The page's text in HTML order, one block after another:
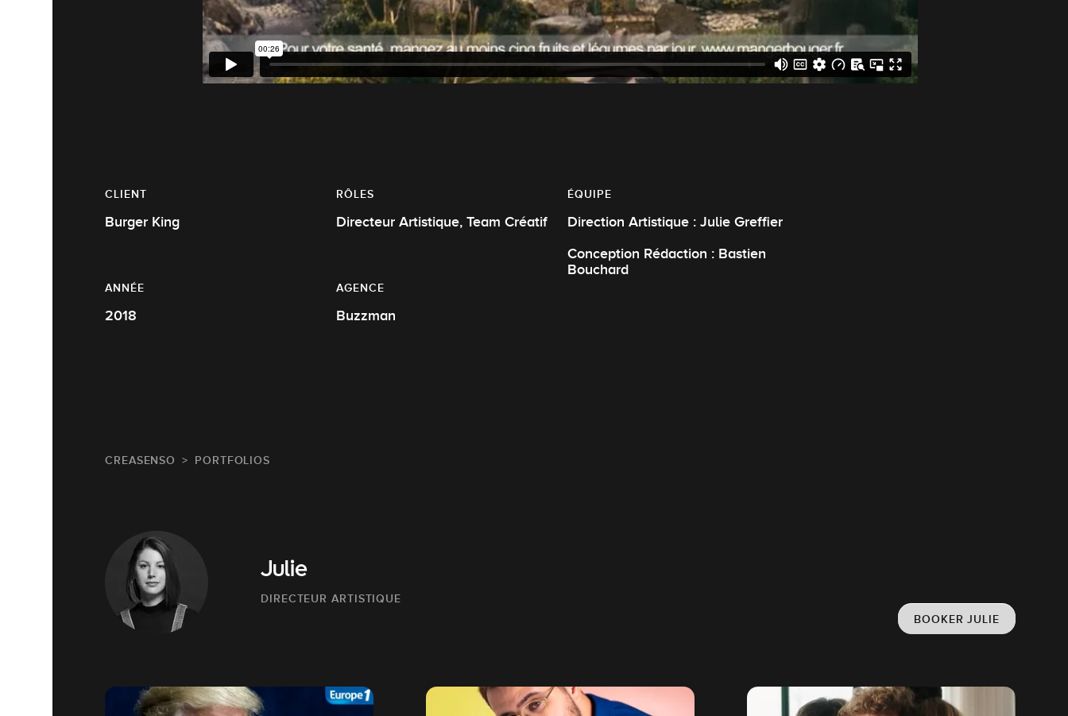
CLIENT
Burger King
ANNÉE
2018
RÔLES
Directeur Artistique, Team Créatif
AGENCE
Buzzman
ÉQUIPE
Direction Artistique : Julie Greffier
Conception Rédaction : Bastien
Bouchard
CREASENSO PORTFOLIOS
Julie
DIRECTEUR ARTISTIQUE
BOOKER JULIE